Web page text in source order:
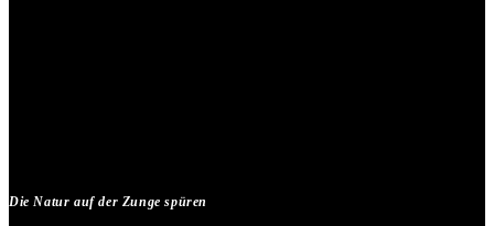
Die Natur auf der Zunge spüren